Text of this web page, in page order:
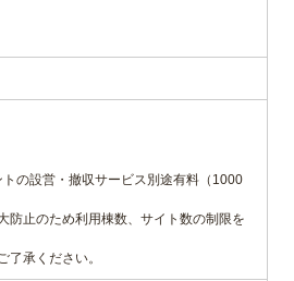
の設営・撤収サービス別途有料（1000
止のため利用棟数、サイト数の制限を
承ください。